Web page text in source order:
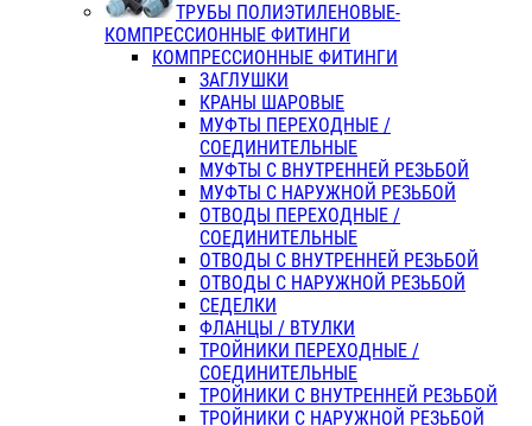
ТРУБЫ ПОЛИЭТИЛЕНОВЫЕ-
КОМПРЕССИОННЫЕ ФИТИНГИ
КОМПРЕССИОННЫЕ ФИТИНГИ
ЗАГЛУШКИ
КРАНЫ ШАРОВЫЕ
МУФТЫ ПЕРЕХОДНЫЕ /
СОЕДИНИТЕЛЬНЫЕ
МУФТЫ С ВНУТРЕННЕЙ РЕЗЬБОЙ
МУФТЫ С НАРУЖНОЙ РЕЗЬБОЙ
ОТВОДЫ ПЕРЕХОДНЫЕ /
СОЕДИНИТЕЛЬНЫЕ
ОТВОДЫ С ВНУТРЕННЕЙ РЕЗЬБОЙ
ОТВОДЫ С НАРУЖНОЙ РЕЗЬБОЙ
СЕДЕЛКИ
ФЛАНЦЫ / ВТУЛКИ
ТРОЙНИКИ ПЕРЕХОДНЫЕ /
СОЕДИНИТЕЛЬНЫЕ
ТРОЙНИКИ С ВНУТРЕННЕЙ РЕЗЬБОЙ
ТРОЙНИКИ С НАРУЖНОЙ РЕЗЬБОЙ